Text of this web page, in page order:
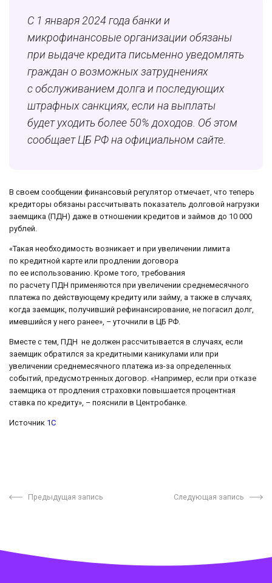
С 1 января 2024 года банки и
микрофинансовые организации обязаны
при выдаче кредита письменно уведомлять
граждан о возможных затруднениях
с обслуживанием долга и последующих
штрафных санкциях, если на выплаты
будет уходить более 50% доходов. Об этом
сообщает ЦБ РФ на официальном сайте.
В своем сообщении финансовый регулятор отмечает, что теперь
кредиторы обязаны рассчитывать показатель долговой нагрузки
заемщика (ПДН) даже в отношении кредитов и займов до 10 000
рублей.
«Такая необходимость возникает и при увеличении лимита
по кредитной карте или продлении договора
по ее использованию. Кроме того, требования
по расчету ПДН применяются при увеличении среднемесячного
платежа по действующему кредиту или займу, а также в случаях,
когда заемщик, получивший рефинансирование, не погасил долг,
имевшийся у него ранее», – уточнили в ЦБ РФ.
Вместе с тем, ПДН не должен рассчитывается в случаях, если
заемщик обратился за кредитными каникулами или при
увеличении среднемесячного платежа из-за определенных
событий, предусмотренных договор. «Например, если при отказе
заемщика от продления страховки повышается процентная
ставка по кредиту», – пояснили в Центробанке.
Источник 1C
Предыдущая запись Следующая запись